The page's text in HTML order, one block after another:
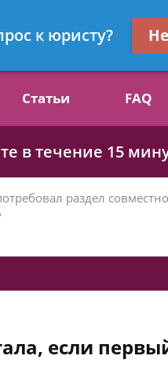
алиментам
Статьи FAQ
в течение 15
если
к юристу?